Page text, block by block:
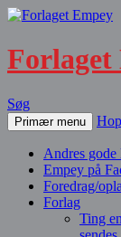
Forlaget
Søg
Primær menu
Andres gode
Empey på
Foredrag/
Forlag
Ting